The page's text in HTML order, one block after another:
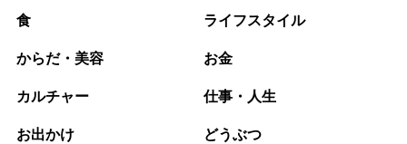
食 ライフスタイル
からだ・美容 お金
カルチャー 仕事・人生
お出かけ どうぶつ